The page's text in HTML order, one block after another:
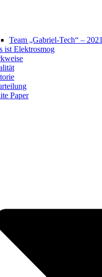
Team „Gabriel-Tech“ – 2021
ist Elektrosmog
Paper